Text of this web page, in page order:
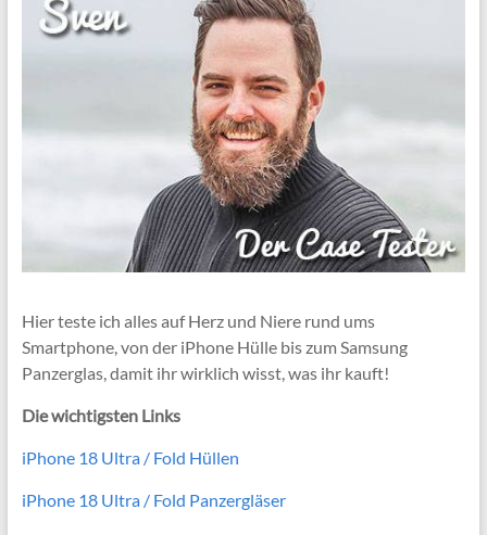
Hier teste ich alles auf Herz und Niere rund ums
Smartphone, von der iPhone Hülle bis zum Samsung
Panzerglas, damit ihr wirklich wisst, was ihr kauft!
Die wichtigsten Links
iPhone 18 Ultra / Fold Hüllen
iPhone 18 Ultra / Fold Panzergläser